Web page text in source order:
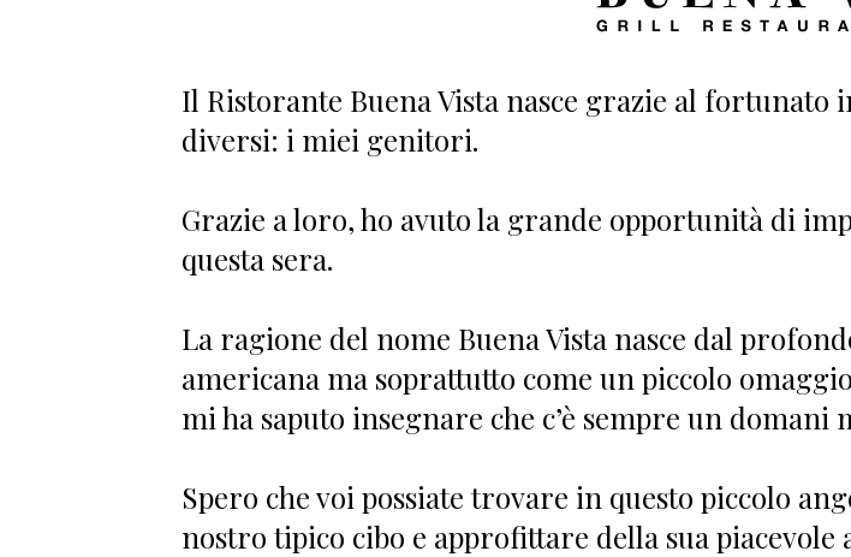
Il Ristorante Buena Vista nasce grazie al
diversi: i miei genitori.
Grazie a loro, ho avuto la grande opportunità di
questa sera.
La ragione del nome Buena Vista nasce dal
americana ma soprattutto come un piccolo
mi ha saputo insegnare che c’è sempre un domani
Spero che voi possiate trovare in questo piccolo
nostro tipico cibo e approfittare della sua piacevole